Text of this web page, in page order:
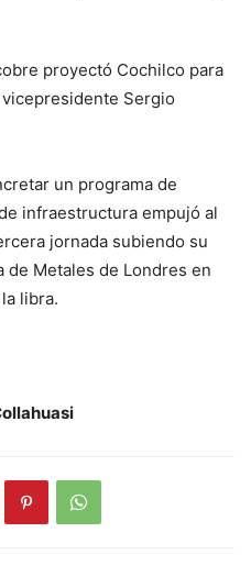
proyectó Cochilco para
Sergio
un programa de
infraestructura empujó al
jornada subiendo su
de Metales de Londres en
libra.